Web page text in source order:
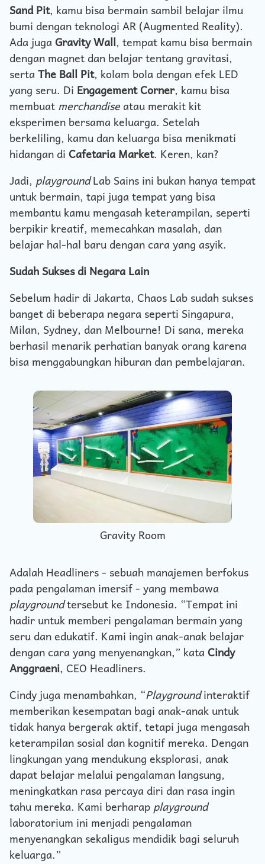
Sand Pit, kamu bisa bermain sambil belajar ilmu
bumi dengan teknologi AR (Augmented Reality).
Ada jugaGravity Wall, tempat kamu bisa bermain
dengan magnet dan belajar tentang gravitasi,
sertaThe Ball Pit, kolam bola dengan efek LED
yang seru. Di Engagement Corner, kamu bisa
membuat merchandiseatau merakit kit
eksperimen bersama keluarga. Setelah
berkeliling, kamu dan keluarga bisa menikmati
hidangan di Cafetaria Market. Keren, kan?
Jadi, playgroundLab Sains ini bukan hanya tempat
untuk bermain, tapi juga tempat yang bisa
membantu kamu mengasah keterampilan, seperti
berpikir kreatif, memecahkan masalah, dan
belajar hal-hal baru dengan cara yang asyik.
Sudah Sukses di Negara Lain
Sebelum hadir di Jakarta, Chaos Lab sudah sukses
banget di beberapa negara seperti Singapura,
Milan, Sydney, dan Melbourne! Di sana, mereka
berhasil menarik perhatian banyak orang karena
bisa menggabungkan hiburan dan pembelajaran.
Gravity Room
Adalah Headliners - sebuah manajemen berfokus
pada pengalaman imersif - yang membawa
playgroundtersebut ke Indonesia. “Tempat ini
hadir untuk memberi pengalaman bermain yang
seru dan edukatif. Kami ingin anak-anak belajar
dengan cara yang menyenangkan,” kataCindy
Anggraeni, CEO Headliners.
Cindy juga menambahkan, “Playgroundinteraktif
memberikan kesempatan bagi anak-anak untuk
tidak hanya bergerak aktif, tetapi juga mengasah
keterampilan sosial dan kognitif mereka. Dengan
lingkungan yang mendukung eksplorasi, anak
dapat belajar melalui pengalaman langsung,
meningkatkan rasa percaya diri dan rasa ingin
tahu mereka. Kami berharap playground
laboratorium ini menjadi pengalaman
menyenangkan sekaligus mendidik bagi seluruh
keluarga.”